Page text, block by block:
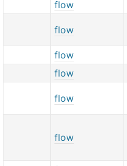
flow
flow
flow
flow
flow
flow